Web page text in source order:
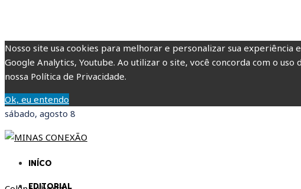
Nosso site usa cookies para melhorar e personalizar sua
Google Analytics, Youtube. Ao utilizar o site, você concorda com o
nossa Política de Privacidade.
Ok, eu entendo
sábado, agosto 8
INÍCO
EDITORIAL